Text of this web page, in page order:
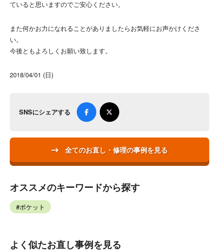
ていると思いますのでご安心ください。
また何かお力になれることがありましたらお気軽にお声かけくださ
い。
今後ともよろしくお願い致します。
2018/04/01 (日)
SNSにシェアする
全てのお直し・修理の事例を見る
オススメのキーワードから探す
ポケット
よく似たお直し事例を見る